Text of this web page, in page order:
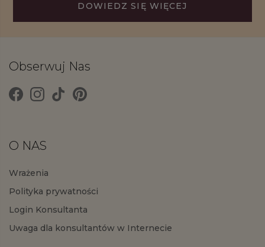
DOWIEDZ SIĘ WIĘCEJ
Obserwuj Nas
O NAS
Wrażenia
Polityka prywatności
Login Konsultanta
Uwaga dla konsultantów w Internecie